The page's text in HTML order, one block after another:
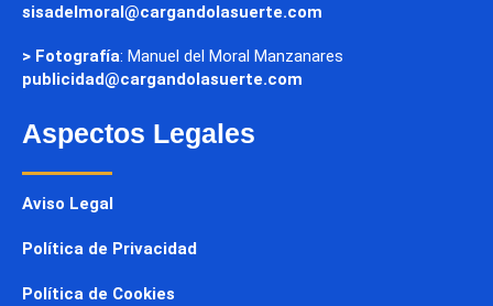
sisadelmoral@cargandolasuerte.com
> Fotografía: Manuel del Moral Manzanares
publicidad@cargandolasuerte.com
Aspectos Legales
Aviso Legal
Política de Privacidad
Política de Cookies